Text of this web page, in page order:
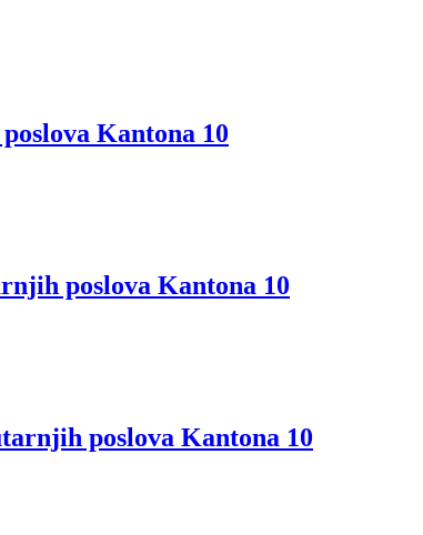
Kantona 10
poslova Kantona 10
poslova Kantona 10